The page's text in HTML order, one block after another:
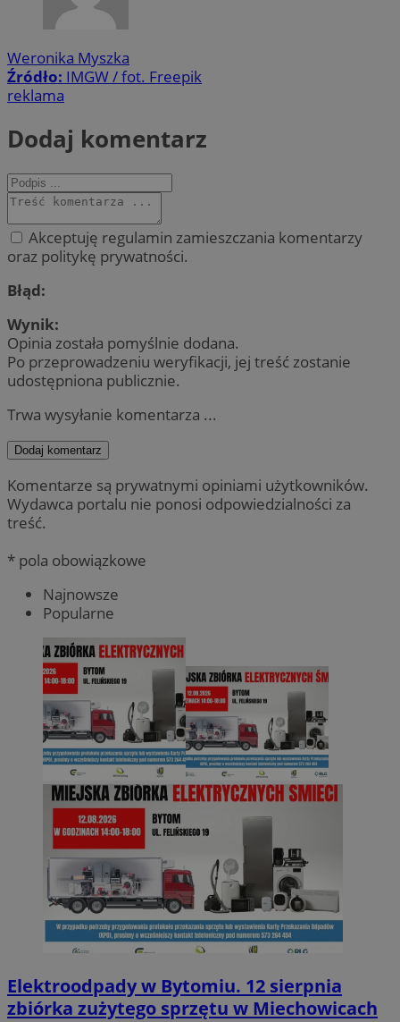
Weronika Myszka
Źródło: IMGW / fot. Freepik
reklama
Dodaj komentarz
Akceptuję regulamin zamieszczania komentarzy
oraz politykę prywatności.
Błąd:
Wynik:
Opinia została pomyślnie dodana.
Po przeprowadzeniu weryfikacji, jej treść zostanie
udostępniona publicznie.
Trwa wysyłanie komentarza ...
Dodaj komentarz
Komentarze są prywatnymi opiniami użytkowników.
Wydawca portalu nie ponosi odpowiedzialności za
treść.
* pola obowiązkowe
Najnowsze
Popularne
Elektroodpady w Bytomiu. 12 sierpnia
zbiórka zużytego sprzętu w Miechowicach